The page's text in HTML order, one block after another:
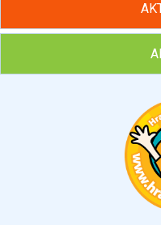
Hubněte s podporou
Chcete poradit s